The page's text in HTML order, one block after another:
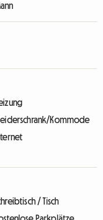
Kommode
/ Tisch